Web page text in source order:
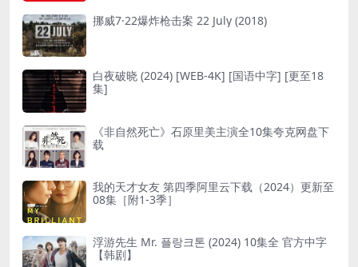
挪威7·22爆炸枪击案 22 July (2018)
白夜破晓 (2024) [WEB-4K] [国语中字] [更至18
集]
《非自然死亡》石原里美主演全10集夸克网盘下
载
我的天才女友 第四季阿里云下载（2024）更新至
08集［附1-3季］
浮游先生 Mr. 플랑크톤 (2024) 10集全 官方中字
【韩剧】